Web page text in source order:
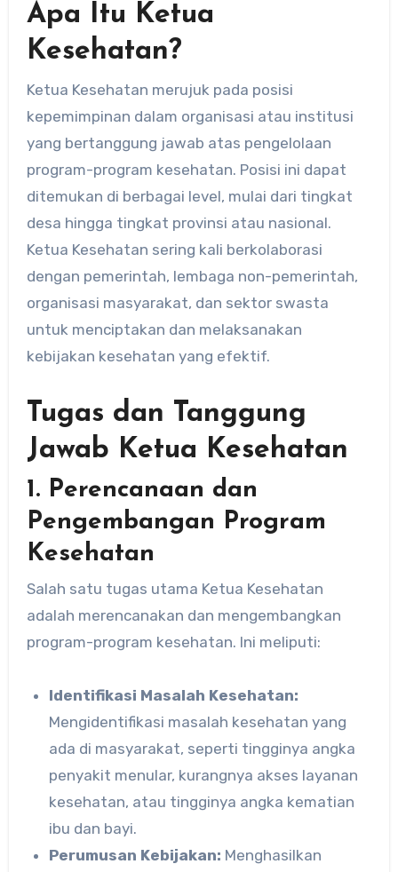
Apa Itu Ketua
Kesehatan?
Ketua Kesehatan merujuk pada posisi
kepemimpinan dalam organisasi atau institusi
yang bertanggung jawab atas pengelolaan
program-program kesehatan. Posisi ini dapat
ditemukan di berbagai level, mulai dari tingkat
desa hingga tingkat provinsi atau nasional.
Ketua Kesehatan sering kali berkolaborasi
dengan pemerintah, lembaga non-pemerintah,
organisasi masyarakat, dan sektor swasta
untuk menciptakan dan melaksanakan
kebijakan kesehatan yang efektif.
Tugas dan Tanggung
Jawab Ketua Kesehatan
1. Perencanaan dan
Pengembangan Program
Kesehatan
Salah satu tugas utama Ketua Kesehatan
adalah merencanakan dan mengembangkan
program-program kesehatan. Ini meliputi:
Identifikasi Masalah Kesehatan:
Mengidentifikasi masalah kesehatan yang
ada di masyarakat, seperti tingginya angka
penyakit menular, kurangnya akses layanan
kesehatan, atau tingginya angka kematian
ibu dan bayi.
Perumusan Kebijakan: Menghasilkan